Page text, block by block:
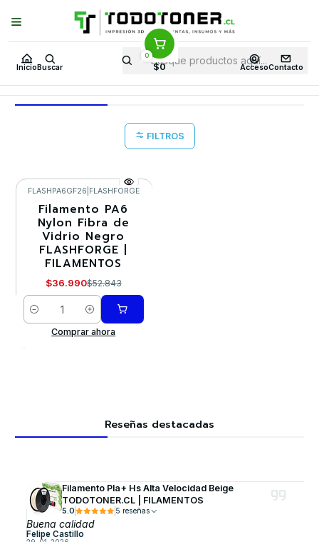
Inicio Buscar
0
$0 AccesoContacto
Puedes Elegir: Comprar enTienda· Despachoa Todo Chile · Retiro en
Tienda en24 Horas
Inicio Todo 3D FILAMENTOS FIBRA DE VIDRIO
FIBRA DE VIDRIO
FILTROS
-30%
FLASHPA6GF26 FLASHFORGE
Filamento PA6
Nylon Fibra de
Vidrio Negro
FLASHFORGE |
FILAMENTOS
$36.990$52.843
Cantidad
Comprar ahora
Reseñas destacadas
Filamento Pla+ Hs Alta Velocidad Beige
TODOTONER.CL | FILAMENTOS
5.0 5 reseñas
Buena calidad
Felipe Castillo